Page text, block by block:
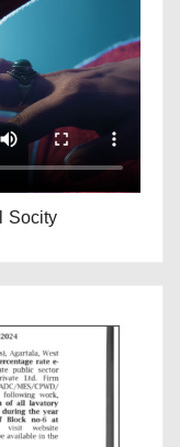
Socity